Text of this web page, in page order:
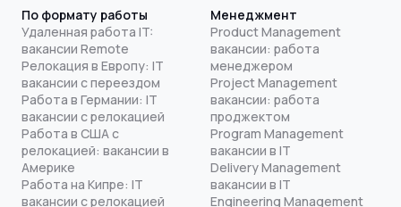
По формату работы
Удаленная работа IT:
вакансии Remote
Релокация в Европу: IT
вакансии с переездом
Работа в Германии: IT
вакансии с релокацией
Работа в США с
релокацией: вакансии в
Америке
Работа на Кипре: IT
вакансии с релокацией
Менеджмент
Product Management
вакансии: работа
менеджером
Project Management
вакансии: работа
проджектом
Program Management
вакансии в IT
Delivery Management
вакансии в IT
Engineering Management